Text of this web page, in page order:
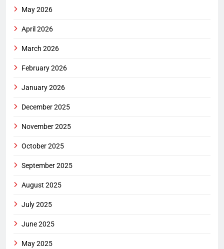
May 2026
April 2026
March 2026
February 2026
January 2026
December 2025
November 2025
October 2025
September 2025
August 2025
July 2025
June 2025
May 2025